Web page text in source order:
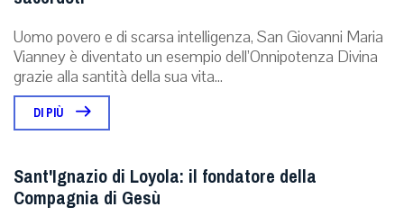
Uomo povero e di scarsa intelligenza, San Giovanni Maria
Vianney è diventato un esempio dell’Onnipotenza Divina
grazie alla santità della sua vita...
DI PIÙ
Sant'Ignazio di Loyola: il fondatore della
Compagnia di Gesù